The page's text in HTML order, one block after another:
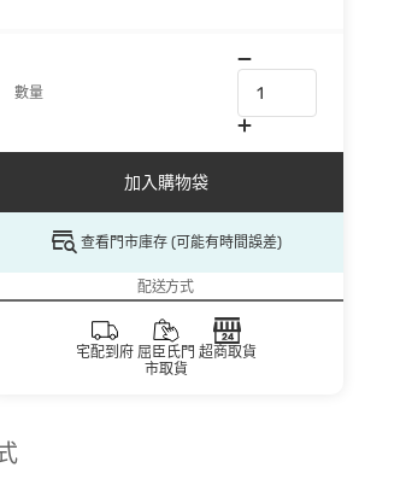
數量
加入購物袋
查看門市庫存 (可能有時間誤差)
配送方式
宅配到府 屈臣氏門
市取貨
超商取貨